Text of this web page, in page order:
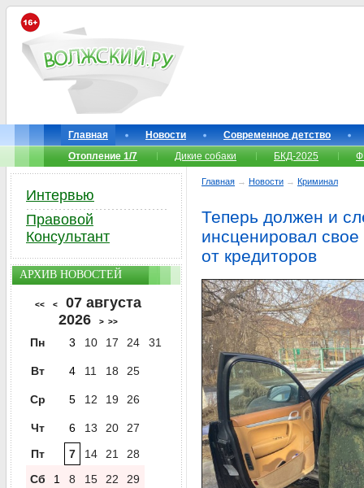
Главная Новости
Современное детство
Отопление 1/7
Дикие собаки БКД-2025
Главная → Новости → Криминал
Теперь должен и
инсценировал
от кредиторов
Интервью
Правовой
Консультант
АРХИВ НОВОСТЕЙ
<< <
07 августа
2026
> >>
Пн 3 10 17 24 31
Вт 4 11 18 25
Ср 5 12 19 26
Чт 6 13 20
27
Пт
7 14 21
28
Сб
1 8 15 22 29